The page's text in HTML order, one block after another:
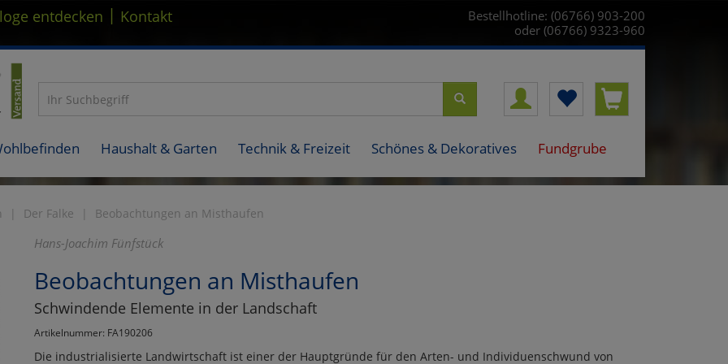
entdecken | Kontakt
Bestellhotline: (06766) 903-200
oder (06766) 9323-960
Haushalt & Garten Technik & Freizeit Schönes & Dekoratives Fundgrube
Der Falke Beobachtungen an Misthaufen
Hans-Joachim Fünfstück
Beobachtungen an Misthaufen
Schwindende Elemente in der Landschaft
Artikelnummer: FA190206
Die industrialisierte Landwirtschaft ist einer der Hauptgründe für den Arten- und Individuenschwund von